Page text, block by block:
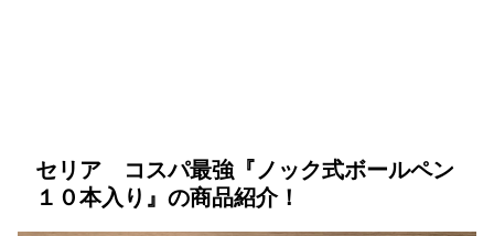
セリア コスパ最強『ノック式ボールペン
１０本入り』の商品紹介！